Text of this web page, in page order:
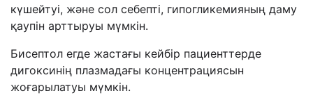
күшейтуі, және сол себепті, гипогликемияның даму
қаупін арттыруы мүмкін.
Бисептол егде жастағы кейбір пациенттерде
дигоксинің плазмадағы концентрациясын
жоғарылатуы мүмкін.